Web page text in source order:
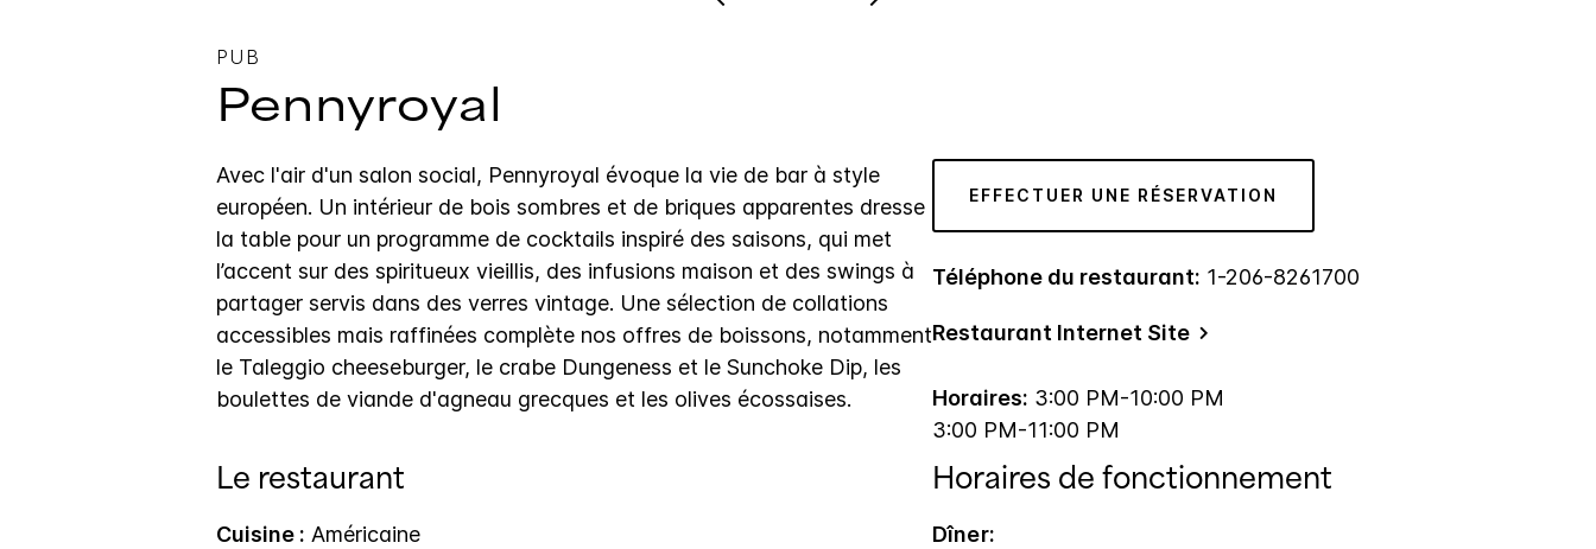
PUB
Pennyroyal
Avec l'air d'un salon social, Pennyroyal évoque la vie de bar à style
européen. Un intérieur de bois sombres et de briques apparentes dresse
la table pour un programme de cocktails inspiré des saisons, qui met
l’accent sur des spiritueux vieillis, des infusions maison et des swings à
partager servis dans des verres vintage. Une sélection de collations
accessibles mais raffinées complète nos offres de boissons, notamment
le Taleggio cheeseburger, le crabe Dungeness et le Sunchoke Dip, les
boulettes de viande d'agneau grecques et les olives écossaises.
EFFECTUER UNE RÉSERVATION
Téléphone du restaurant: 1-206-8261700
Restaurant Internet Site
Horaires: 3:00 PM-10:00 PM
3:00 PM-11:00 PM
Le restaurant
Cuisine : Américaine
Horaires de fonctionnement
Dîner: